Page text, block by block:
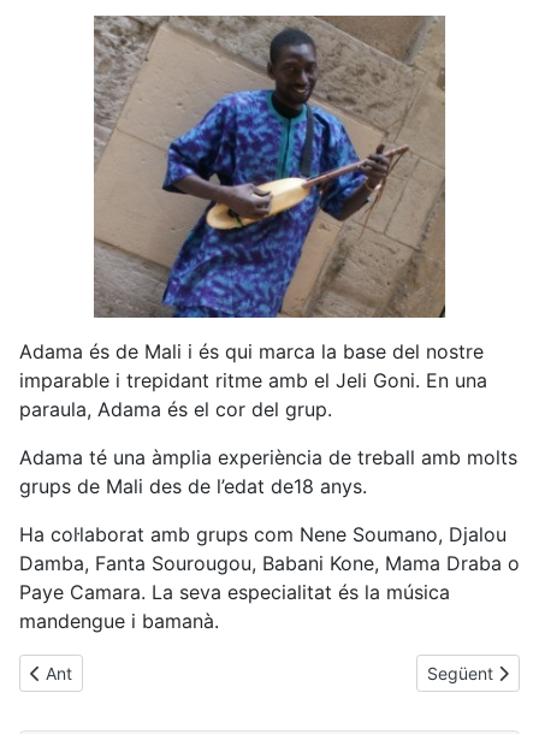
Adama és de Mali i és qui marca la base del nostre
imparable i trepidant ritme amb el Jeli Goni. En una
paraula, Adama és el cor del grup.
Adama té una àmplia experiència de treball amb molts
grups de Mali des de l’edat de18 anys.
Ha col·laborat amb grups com Nene Soumano, Djalou
Damba, Fanta Sourougou, Babani Kone, Mama Draba o
Paye Camara. La seva especialitat és la música
mandengue i bamanà.
Article anterior: Masara Traore
Ant Article
Següent